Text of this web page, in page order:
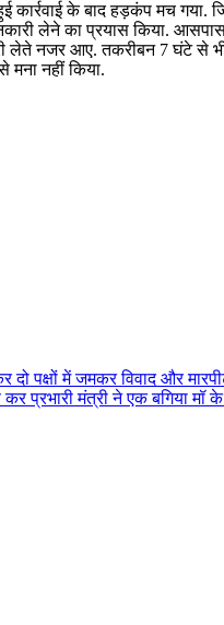
कार्रवाई के बाद हड़कंप मच
लेने का प्रयास किया.
लेते नजर आए. तकरीबन 7 घंटे से
मना नहीं किया.
दो पक्षों में जमकर विवाद और
कर प्रभारी मंत्री ने एक बगिया मॉ